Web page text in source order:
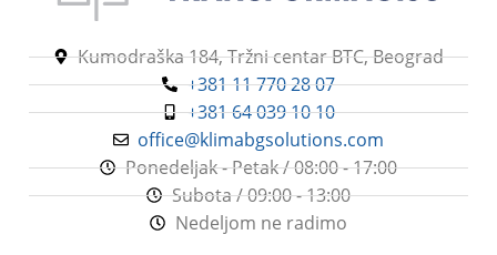
Kumodraška 184, Tržni centar BTC, Beograd
+381 11 770 28 07
+381 64 039 10 10
office@klimabgsolutions.com
Ponedeljak - Petak / 08:00 - 17:00
Subota / 09:00 - 13:00
Nedeljom ne radimo